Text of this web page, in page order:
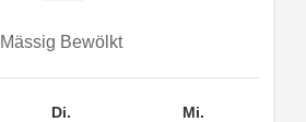
Mässig Bewölkt
Di. Mi.